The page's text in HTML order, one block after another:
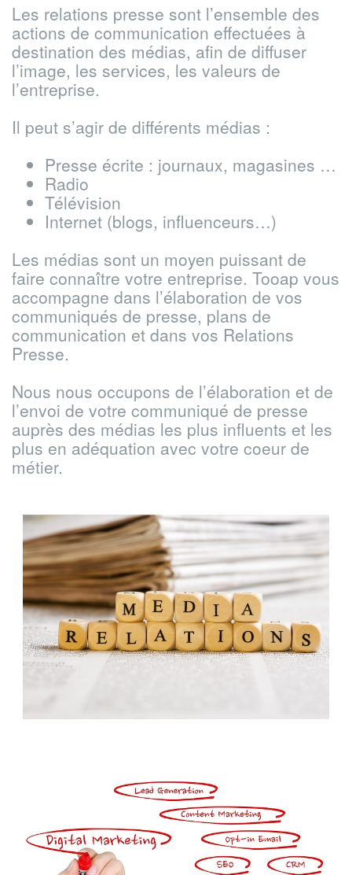
Les relations presse sont l’ensemble des
actions de communication effectuées à
destination des médias, afin de diffuser
l’image, les services, les valeurs de
l’entreprise.
Il peut s’agir de différents médias :
Presse écrite : journaux, magasines …
Radio
Télévision
Internet (blogs, influenceurs…)
Les médias sont un moyen puissant de
faire connaître votre entreprise. Tooap vous
accompagne dans l’élaboration de vos
communiqués de presse, plans de
communication et dans vos Relations
Presse.
Nous nous occupons de l’élaboration et de
l’envoi de votre communiqué de presse
auprès des médias les plus influents et les
plus en adéquation avec votre coeur de
métier.